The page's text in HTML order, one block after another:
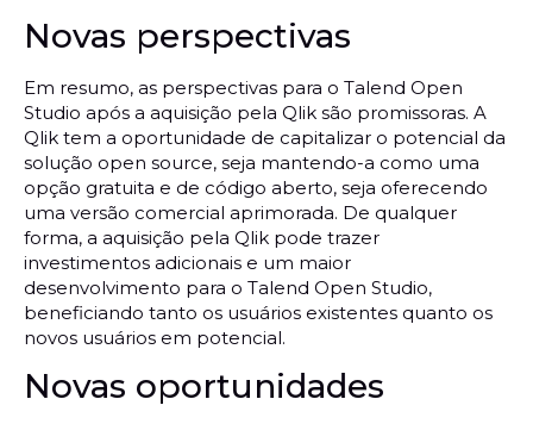
Novas perspectivas
Em resumo, as perspectivas para o Talend Open
Studio após a aquisição pela Qlik são promissoras. A
Qlik tem a oportunidade de capitalizar o potencial da
solução open source, seja mantendo-a como uma
opção gratuita e de código aberto, seja oferecendo
uma versão comercial aprimorada. De qualquer
forma, a aquisição pela Qlik pode trazer
investimentos adicionais e um maior
desenvolvimento para o Talend Open Studio,
beneficiando tanto os usuários existentes quanto os
novos usuários em potencial.
Novas oportunidades